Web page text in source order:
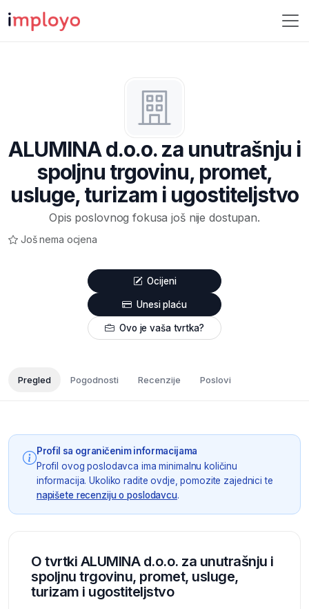
ALUMINA d.o.o. za unutrašnju i
spoljnu trgovinu, promet,
usluge, turizam i ugostiteljstvo
Opis poslovnog fokusa još nije dostupan.
Još nema ocjena
Ocijeni
Unesi plaću
Ovo je vaša tvrtka?
Pregled Pogodnosti Recenzije Poslovi
Profil sa ograničenim informacijama
Profil ovog poslodavca ima minimalnu količinu
informacija. Ukoliko radite ovdje, pomozite zajednici te
napišete recenziju o poslodavcu.
O tvrtki ALUMINA d.o.o. za unutrašnju i
spoljnu trgovinu, promet, usluge,
turizam i ugostiteljstvo